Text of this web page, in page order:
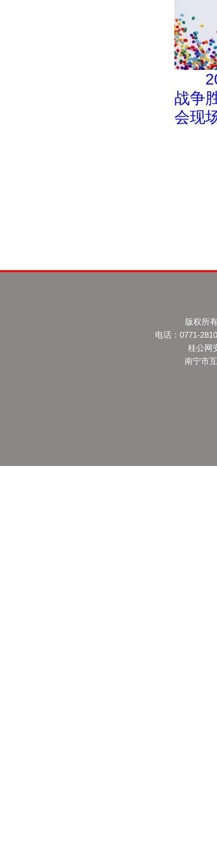
战争
会现
版权所
电话：0771-
桂公网
南宁市